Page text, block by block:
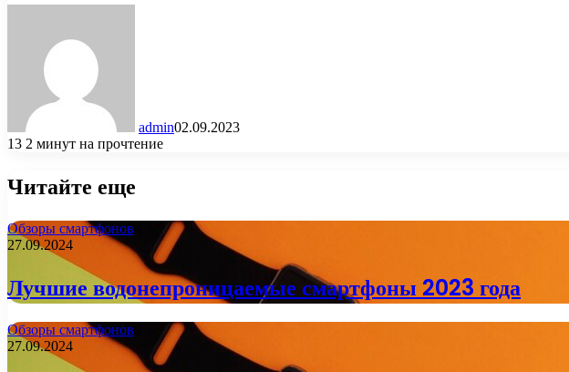
admin02.09.2023
13 2 минут на прочтение
Читайте еще
Обзоры смартфонов
27.09.2024
Лучшие водонепроницаемые смартфоны 2023 года
Обзоры смартфонов
27.09.2024